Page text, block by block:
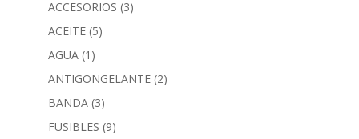
ACCESORIOS (3)
ACEITE (5)
AGUA (1)
ANTIGONGELANTE (2)
BANDA (3)
FUSIBLES (9)